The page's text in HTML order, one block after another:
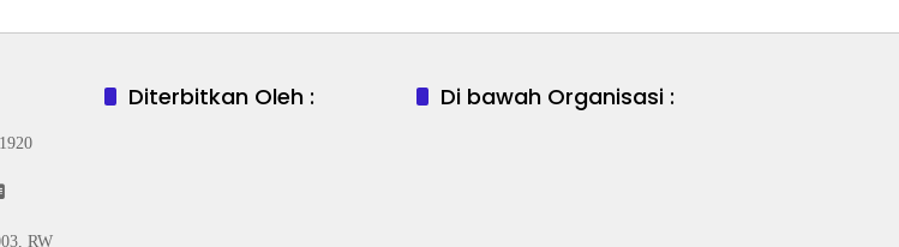
RW
Diterbitkan Oleh : Di bawah Organisasi :